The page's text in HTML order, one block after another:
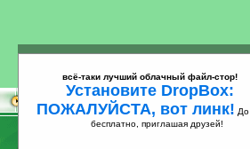
всё-таки лучший облачный файл-стор!
Установите DropBox:
ПОЖАЛУЙСТА, вот линк! До
бесплатно, приглашая друзей!